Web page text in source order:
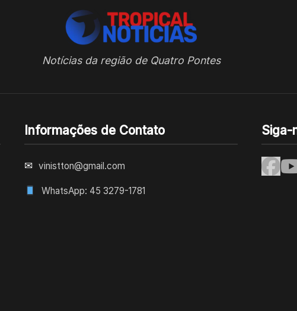
Notícias da região de Quatro Pontes
Informações de Contato
✉ vinistton@gmail.com
WhatsApp: 45 3279-1781
Siga-